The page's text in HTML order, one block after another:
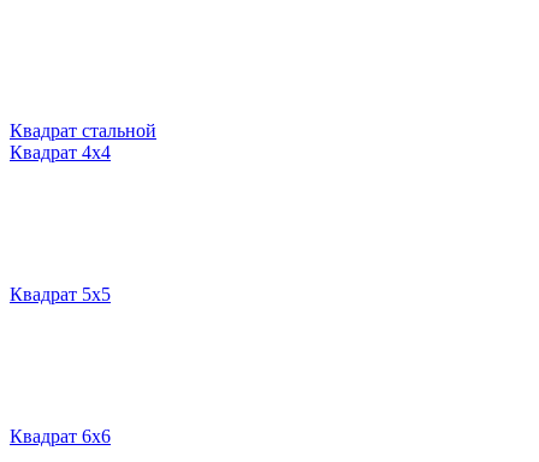
Квадрат стальной
Квадрат 4х4
Квадрат 5х5
Квадрат 6х6